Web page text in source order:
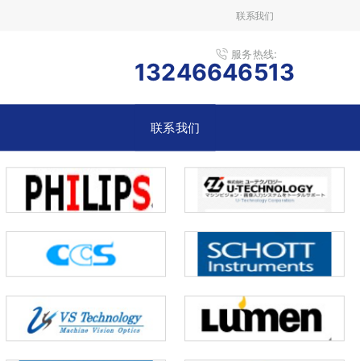
联系我们
服务热线:
13246646513
联系我们